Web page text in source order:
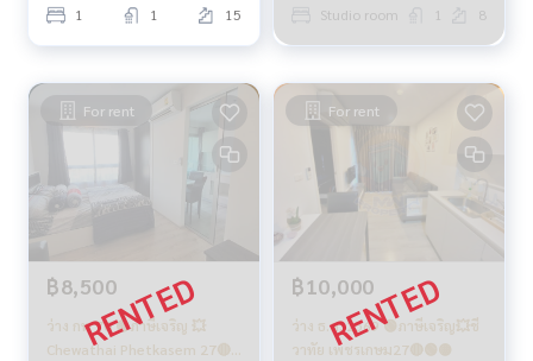
1 1 15 Studio room 1 8
For rent
฿8,500
ว่าง กพ 70 🟡ภาษีเจริญ 💥
Chewathai Phetkasem 27🔴
For rent
฿10,000
ว่าง ธ.ค. 2569 🟢ภาษีเจริญ💥ชี
วาทัย เพชรเกษม27🔴🟢🟡